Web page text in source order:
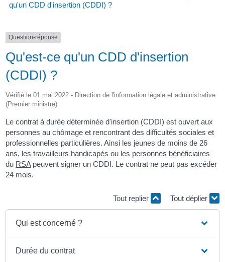
qu'un CDD d'insertion (CDDI) ?
Question-réponse
Qu'est-ce qu'un CDD d'insertion
(CDDI) ?
Vérifié le 01 mai 2022 - Direction de l'information légale et administrative
(Premier ministre)
Le contrat à durée déterminée d'insertion (CDDI) est ouvert aux
personnes au chômage et rencontrant des difficultés sociales et
professionnelles particulières. Ainsi les jeunes de moins de 26
ans, les travailleurs handicapés ou les personnes bénéficiaires
du RSApeuvent signer un CDDI. Le contrat ne peut pas excéder
24 mois.
Tout replier Tout déplier
Qui est concerné ?
Durée du contrat